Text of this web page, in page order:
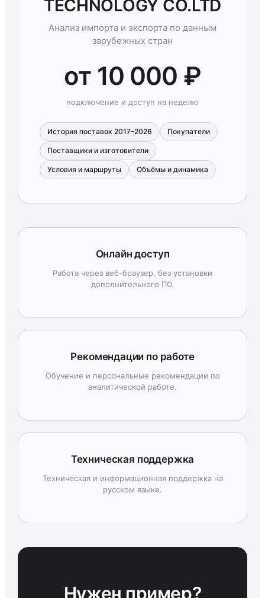
TECHNOLOGY CO.LTD
Анализ импорта и экспорта по данным
зарубежных стран
от 10 000 ₽
подключение и доступ на неделю
История поставок 2017–2026 Покупатели
Поставщики и изготовители
Условия и маршруты Объёмы и динамика
Онлайн доступ
Работа через веб-браузер, без установки
дополнительного ПО.
Рекомендации по работе
Обучение и персональные рекомендации по
аналитической работе.
Техническая поддержка
Техническая и информационная поддержка на
русском языке.
Нужен пример?